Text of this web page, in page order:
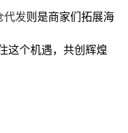
代发则是商家们拓展海
这个机遇，共创辉煌